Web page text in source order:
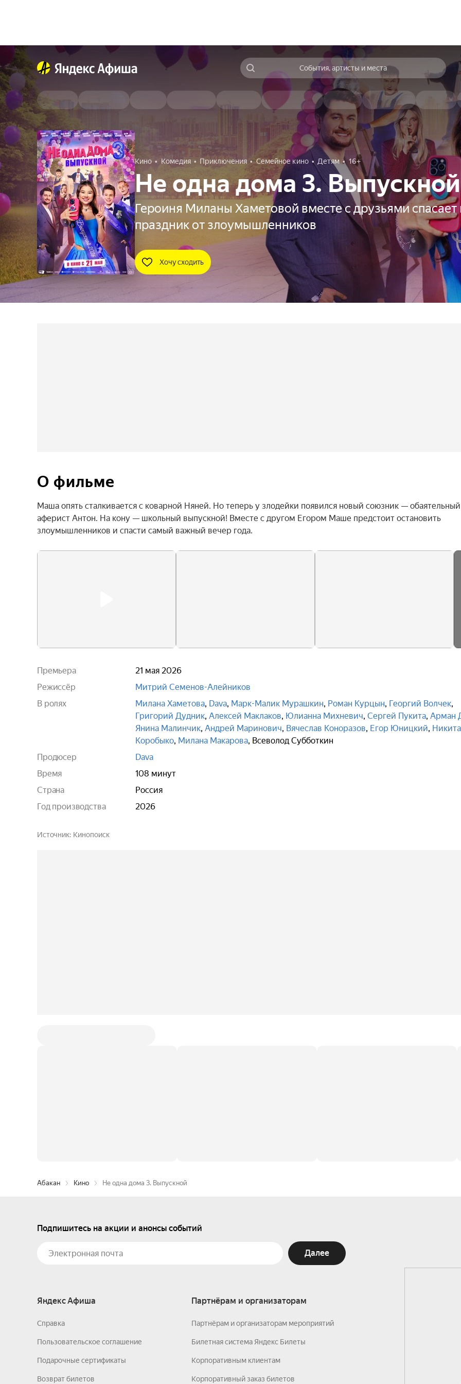
События, артисты и места
Кино Комедия Приключения Семейное кино Детям 16+
Не одна дома 3. Выпускной
Героиня Миланы Хаметовой вместе с друзьями
праздник от злоумышленников
Хочу сходить
О фильме
Маша опять сталкивается с коварной Няней. Но теперь у злодейки появился новый союзник — обаятельный
аферист Антон. На кону — школьный выпускной! Вместе с другом Егором Маше предстоит остановить
злоумышленников и спасти самый важный вечер года.
Премьера
21 мая 2026
Режиссёр
Митрий Семенов-Алейников
В ролях
Милана Хаметова, Dava, Марк-Малик Мурашкин, Роман Курцын, Георгий Волчек,
Григорий Дудник, Алексей Маклаков, Юлианна Михневич, Сергей Пукита, Арман
Янина Малинчик, Андрей Маринович, Вячеслав Коноразов, Егор Юницкий, Никита
Коробыко, Милана Макарова, Всеволод Субботкин
Продюсер
Dava
Время
108 минут
Страна
Россия
Год производства
2026
Источник Кинопоиск
Абакан Кино Не одна дома 3. Выпускной
Подпишитесь на акции и анонсы событий
Далее
Яндекс Афиша
Справка
Пользовательское соглашение
Подарочные сертификаты
Возврат билетов
Партнёрам и организаторам
Партнёрам и организаторам мероприятий
Билетная система Яндекс Билеты
Корпоративным клиентам
Корпоративный заказ билетов